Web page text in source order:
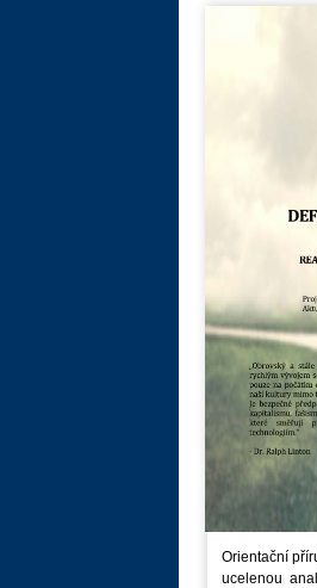
Orientační
ucelenou